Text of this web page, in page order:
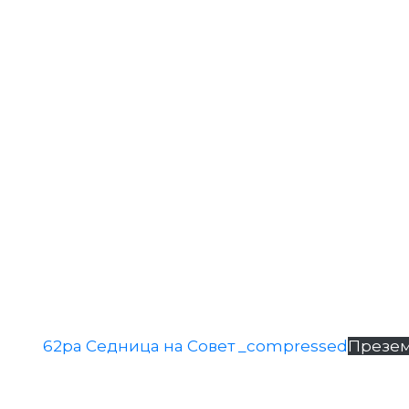
62ра Седница на Совет _compressed